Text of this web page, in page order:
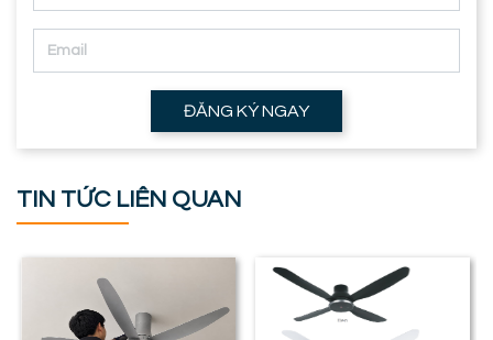
ĐĂNG KÝ NGAY
TIN TỨC LIÊN QUAN